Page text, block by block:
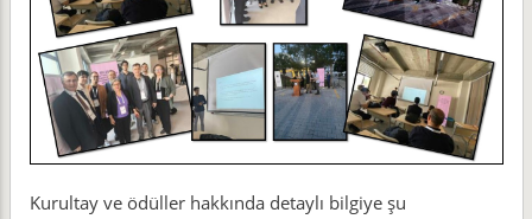
Kurultay ve ödüller hakkında detaylı bilgiye şu